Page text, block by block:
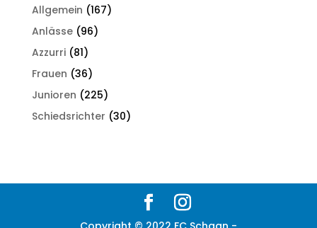
Allgemein (167)
Anlässe(96)
Azzurri(81)
Frauen (36)
Junioren (225)
Schiedsrichter (30)